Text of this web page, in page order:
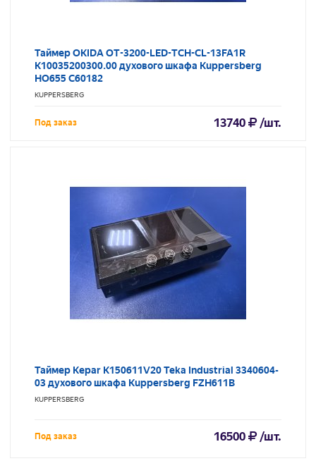
Таймер OKIDA OT-3200-LED-TCH-CL-13FA1R
K10035200300.00 духового шкафа Kuppersberg
HO655 C60182
KUPPERSBERG
Под заказ 13740 /шт.
Таймер Kepar K150611V20 Teka Industrial 3340604-
03 духового шкафа Kuppersberg FZH611B
KUPPERSBERG
Под заказ 16500 /шт.